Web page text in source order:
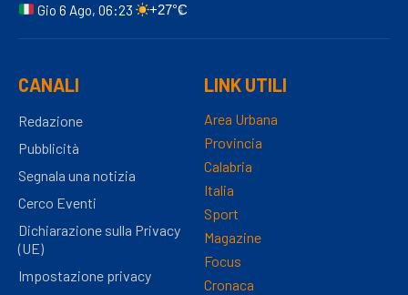
Gio 6 Ago, 06:23 +27°C
CANALI
Redazione
Pubblicità
Segnala una notizia
Cerco Eventi
Dichiarazione sulla Privacy
(UE)
Impostazione privacy
LINK UTILI
Area Urbana
Provincia
Calabria
Italia
Sport
Magazine
Focus
Cronaca